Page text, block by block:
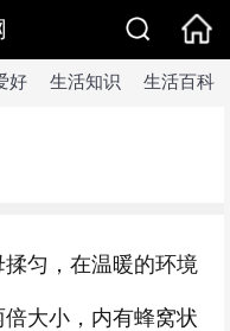
好 生活知识 生活百科
匀，在温暖的环境
大小，内有蜂窝状